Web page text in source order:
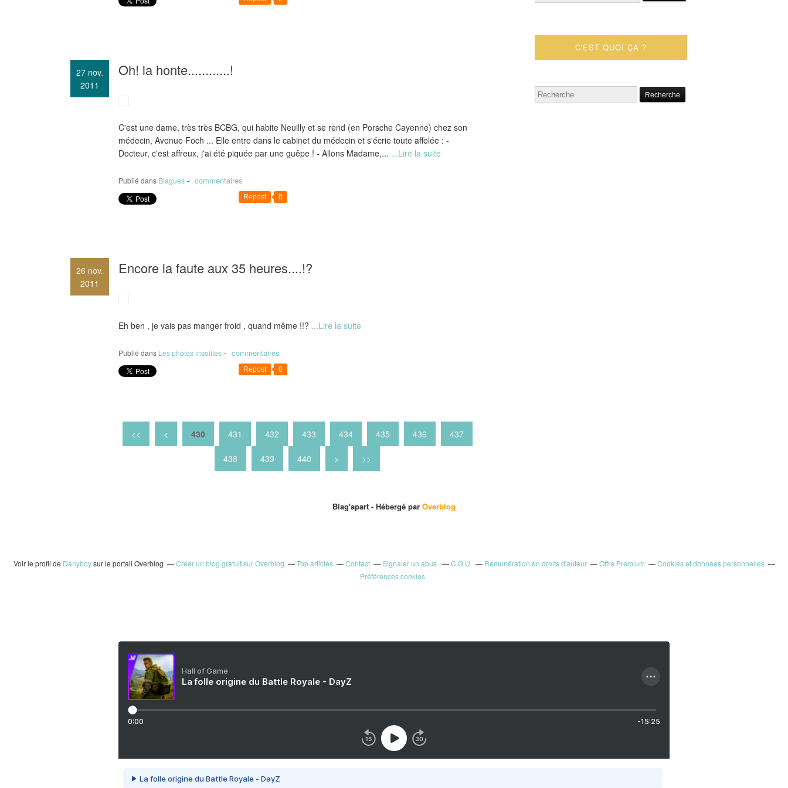
Oh! la honte............!
27 nov.
2011
C'est une dame, très très BCBG, qui habite Neuilly et se rend (en Porsche Cayenne) chez son
médecin, Avenue Foch ... Elle entre dans le cabinet du médecin et s'écrie toute affolée : -
Docteur, c'est affreux, j'ai été piquée par une guêpe ! - Allons Madame,... ...Lire la suite
Publié dans Blagues - commentaires
Repost 0
Encore la faute aux 35 heures....!?
26 nov.
2011
Eh ben , je vais pas manger froid , quand même !!? ...Lire la suite
Publié dans Les photos insolites - commentaires
Repost 0
<< < 400
410
420
430 431 432 433 434 435 436 437
438 439 440 450
460
470
480
490
500
600
700
800
> >>
C'EST QUOI ÇA ?
Blag'apart - Hébergé par Overblog
Voir le profil de Danyboysur le portail Overblog Créer un blog gratuit sur Overblog Top articles Contact Signaler un abus C.G.U. Rémunération en droits d'auteur Offre Premium
Cookies et données personnelles
Préférences cookies
Hall of Game
La folle origine du Battle Royale - DayZ
0:00 -15:25
La folle origine du Battle Royale - DayZ